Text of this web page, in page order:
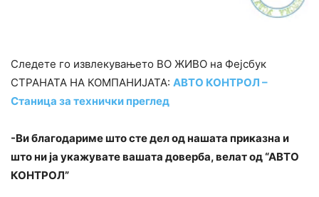
Следете го извлекувањето ВО ЖИВО на Фејсбук
СТРАНАТА НА КОМПАНИЈАТА: АВТО КОНТРОЛ –
Станица за технички преглед
-Ви благодариме што сте дел од нашата приказна и
што ни ја укажувате вашата доверба, велат од “АВТО
КОНТРОЛ”